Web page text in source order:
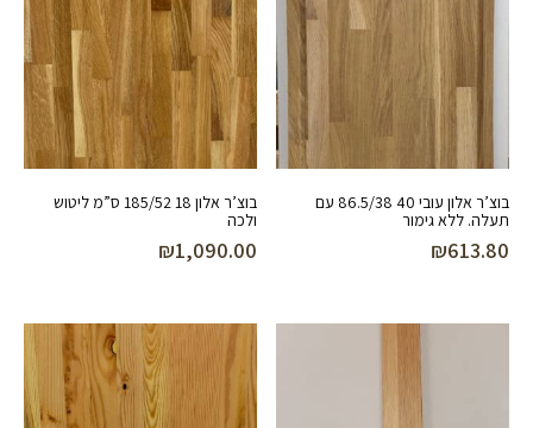
בוצ’ר אלון עובי 40 86.5/38 עם
תעלה. ללא גימור
₪613.80
בוצ’ר אלון 18 185/52 ס”מ ליטוש
ולכה
₪1,090.00